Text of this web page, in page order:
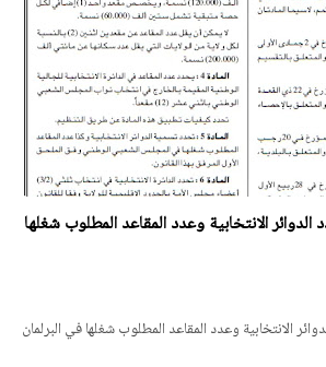
26-07 يحدد الدوائر الانتخابية وعدد المقاعد المطلوب شغلها
07 يحدد الدوائر الانتخابية وعدد المقاعد المطلوب شغلها في البرلمان